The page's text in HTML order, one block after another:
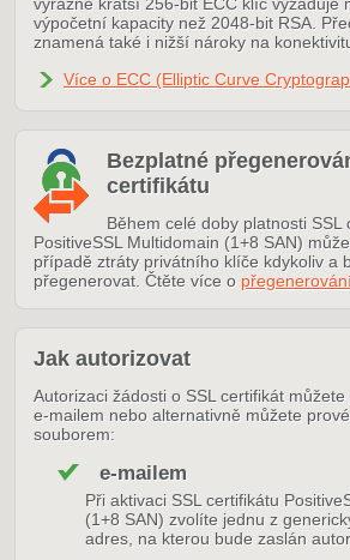
výpočetní kapacity než 2048-bit RSA.
znamená také i nižší nároky na
Více o ECC (Elliptic Curve
Bezplatné
certifikátu
Během celé doby platnosti SSL
PositiveSSL Multidomain (1+8 SAN)
případě ztráty privátního klíče kdykoliv a
přegenerovat. Čtěte více o
Jak autorizovat
Autorizaci žádosti o SSL certifikát
e-mailem nebo alternativně můžete
souborem:
e-mailem
Při aktivaci SSL certifikátu
(1+8 SAN) zvolíte jednu z
adres, na kterou bude zaslán